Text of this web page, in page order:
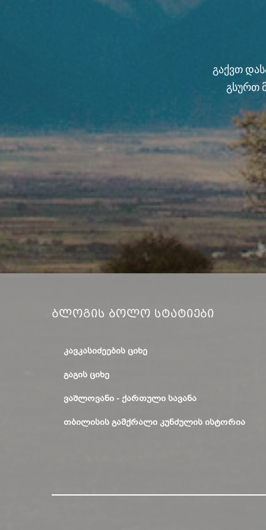
გაქვთ
გსურთ
Ბლოგის Ბოლო Სტატიები
ᲙᲐᲕᲙᲐᲡᲘᲫᲔᲔᲑᲘᲡ ᲪᲘᲮᲔ
ᲒᲐᲒᲘᲡ ᲪᲘᲮᲔ
ᲕᲐᲨᲚᲝᲕᲐᲜᲘ - ᲥᲐᲠᲗᲣᲚᲘ ᲡᲐᲕᲐᲜᲐ
ᲗᲑᲘᲚᲘᲡᲘᲡ ᲒᲐᲛᲥᲠᲐᲚᲘ ᲙᲣᲜᲫᲣᲚᲘᲡ ᲘᲡᲢᲝᲠᲘᲐ